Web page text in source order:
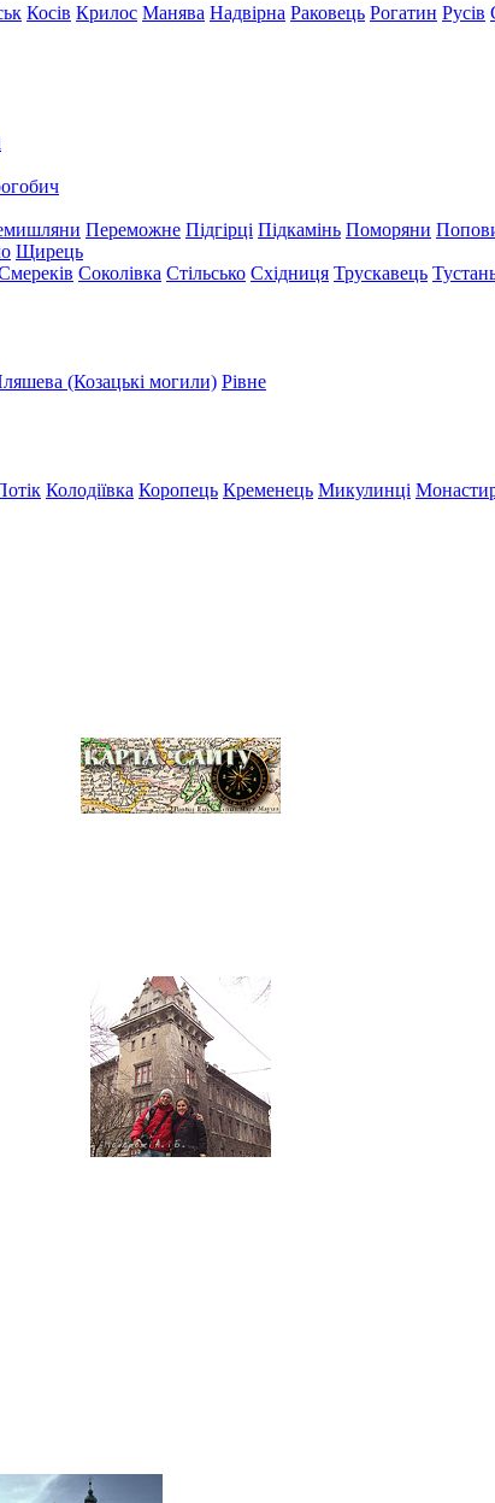
Косів Крилос Манява Надвірна Раковець Рогатин Русів
Переможне Підгірці Підкамінь Поморяни
Щирець
Соколівка Стільсько Східниця Трускавець
(Козацькі могили) Рівне
Колодіївка Коропець Кременець Микулинці